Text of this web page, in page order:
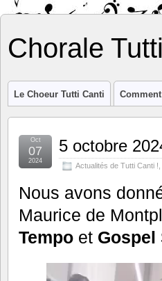
Chorale
Le Choeur Tutti Canti
5 octobre
Actualités de Tutti Canti !
Oct
07
2024
Nous avons
Maurice de
Tempo et Gospel